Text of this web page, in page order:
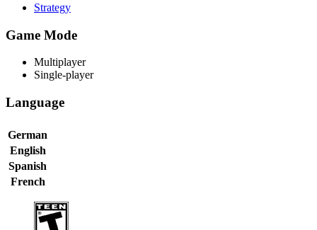
Strategy
Game Mode
Multiplayer
Single-player
Language
German
English
Spanish
French